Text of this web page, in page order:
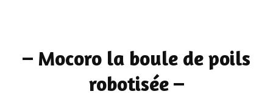
– Mocoro la boule de poils
robotisée –